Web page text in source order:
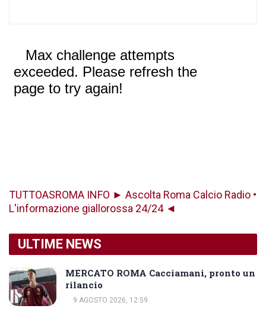
TUTTOASROMA INFO ► Ascolta Roma Calcio Radio •
L'informazione giallorossa 24/24 ◄
ULTIME NEWS
MERCATO ROMA Cacciamani, pronto un
rilancio
9 AGOSTO 2026, 12:59